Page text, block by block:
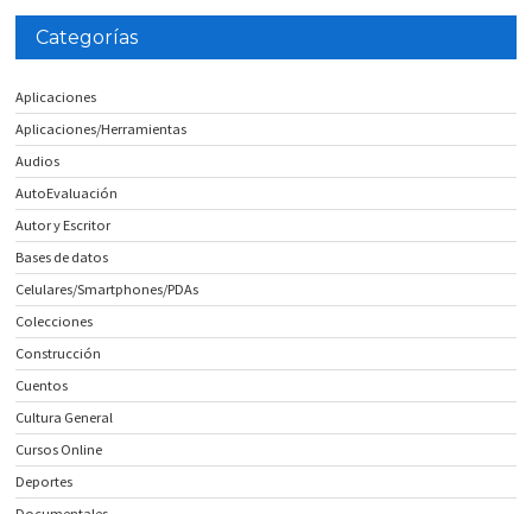
Categorías
Aplicaciones
Aplicaciones/Herramientas
Audios
AutoEvaluación
Autor y Escritor
Bases de datos
Celulares/Smartphones/PDAs
Colecciones
Construcción
Cuentos
Cultura General
Cursos Online
Deportes